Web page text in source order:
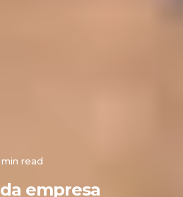
read
empresa